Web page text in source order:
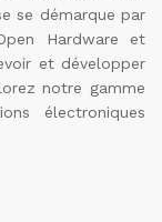
se démarque par
Hardware et
et développer
notre gamme
électroniques